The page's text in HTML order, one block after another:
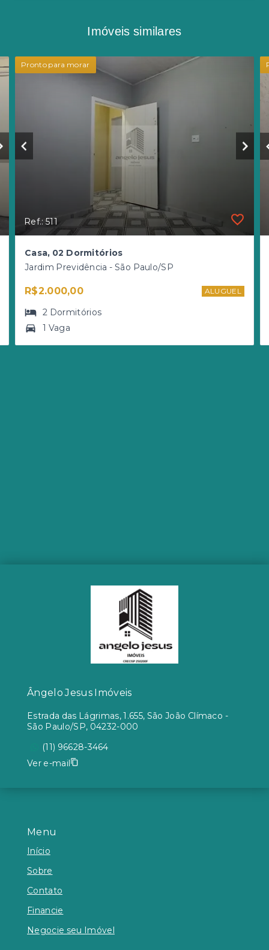
Imóveis similares
Pronto para morar
Ref.: 511
Casa, 02 Dormitórios
Jardim Previdência - São Paulo/SP
R$2.000,00 ALUGUEL
2 Dormitórios
1 Vaga
Menu
Início
Sobre
Contato
Financie
Negocie seu Imóvel
Ângelo Jesus Imóveis
Estrada das Lágrimas, 1.655, São João Clímaco -
São Paulo/SP, 04232-000
(11) 96628-3464
Ver e-mail